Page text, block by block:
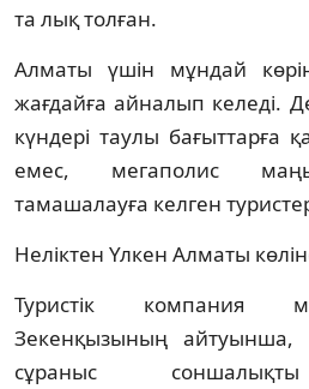
та лық толған.
Алматы үшін мұндай
жағдайға айналып келеді.
күндері таулы бағыттарға
емес, мегаполис
тамашалауға келген
Неліктен Үлкен Алматы
Туристік компания
Зекенқызының айтуынша,
сұраныс